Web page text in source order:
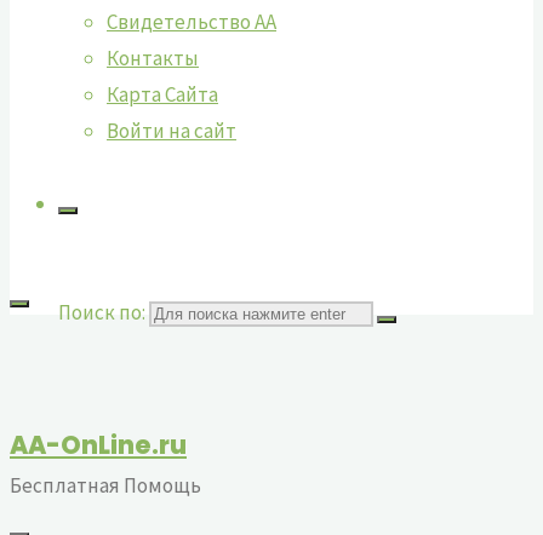
Свидетельство АА
Контакты
Карта Сайта
Войти на сайт
Поиск по:
AA-OnLine.ru
Бесплатная Помощь